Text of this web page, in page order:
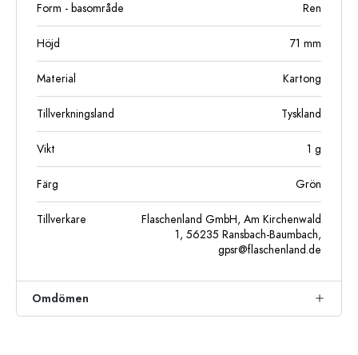
Form - basområde Ren
Höjd 71 mm
Material Kartong
Tillverkningsland Tyskland
Vikt 1 g
Färg Grön
Tillverkare
Flaschenland GmbH, Am Kirchenwald
1, 56235 Ransbach-Baumbach,
gpsr@flaschenland.de
Omdömen